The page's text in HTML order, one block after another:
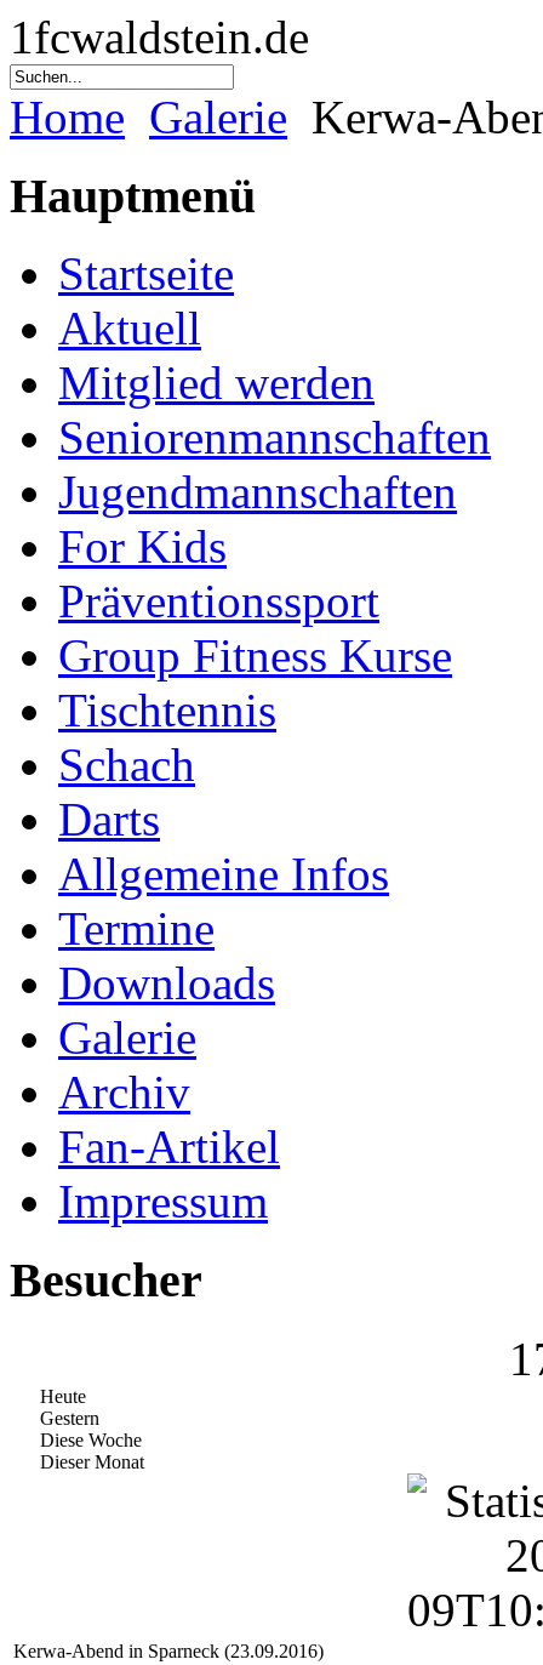
1fcwaldstein.de
Home Galerie Kerwa-
Hauptmenü
Startseite
Aktuell
Mitglied werden
Seniorenmannschaften
Jugendmannschaften
For Kids
Präventionssport
Group Fitness Kurse
Tischtennis
Schach
Darts
Allgemeine Infos
Termine
Downloads
Galerie
Archiv
Fan-Artikel
Impressum
Besucher
Heute
Gestern
Diese Woche
Dieser Monat
Kerwa-Abend in Sparneck (23.09.2016)